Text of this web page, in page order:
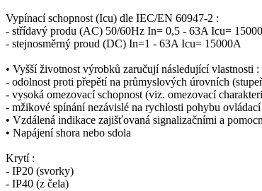
Vypínací schopnost (Icu) dle IEC/EN 60947-2 :
- střídavý produ (AC) 50/60Hz In= 0,5 - 63A Icu=
- stejnosměrný proud (DC) In=1 - 63A Icu= 15000A
• Vyšší životnost výrobků zaručují následující vlastnosti :
- odolnost proti přepětí na průmyslových úrovních
- vysoká omezovací schopnost (viz. omezovací
- mžikové spínání nezávislé na rychlosti pohybu
• Vzdálená indikace zajišťovaná signalizačními a
• Napájení shora nebo sdola
Krytí :
- IP20 (svorky)
- IP40 (z čela)